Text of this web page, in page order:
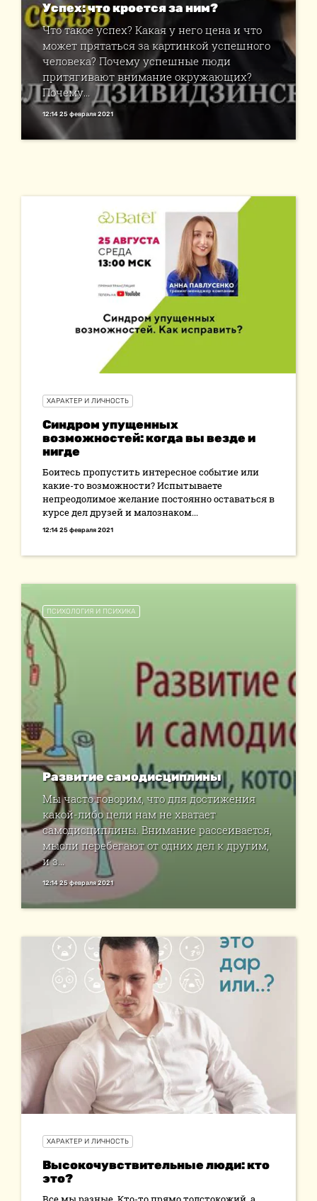
Успех: что кроется за ним?
Что такое успех? Какая у него цена и что
может прятаться за картинкой успешного
человека? Почему успешные люди
притягивают внимание окружающих?
Почему...
12:14 25 февраля 2021
ХАРАКТЕР И ЛИЧНОСТЬ
Синдром упущенных
возможностей: когда вы везде и
нигде
Боитесь пропустить интересное событие или
какие-то возможности? Испытываете
непреодолимое желание постоянно оставаться в
курсе дел друзей и малознаком...
12:14 25 февраля 2021
ПСИХОЛОГИЯ И ПСИХИКА
Развитие самодисциплины
Мы часто говорим, что для достижения
какой-либо цели нам не хватает
самодисциплины. Внимание рассеивается,
мысли перебегают от одних дел к другим,
и з...
12:14 25 февраля 2021
ХАРАКТЕР И ЛИЧНОСТЬ
Высокочувствительные люди: кто
это?